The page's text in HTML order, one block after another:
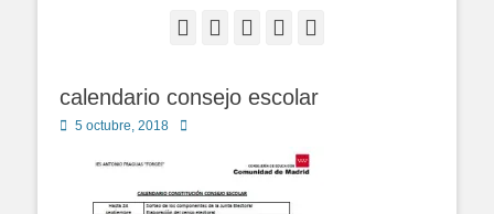
Facebook
Twitter
Feed YouTube
calendario consejo escolar
Publicado
5 octubre, 2018 Autor